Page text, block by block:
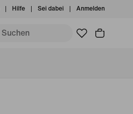
Hilfe Sei dabei Anmelden